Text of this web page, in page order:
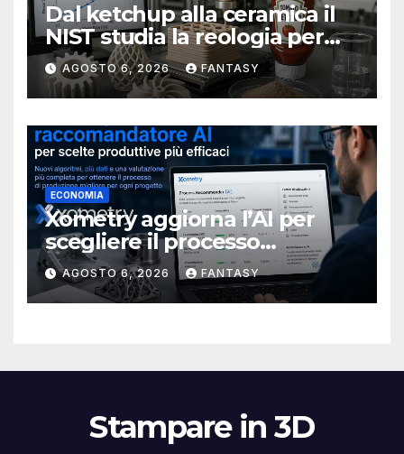
Dal ketchup alla ceramica il
NIST studia la reologia per
rendere più affidabile la
stampa 3D
AGOSTO 6, 2026 FANTASY
ECONOMIA
Xometry aggiorna l’AI per
scegliere il processo
produttivo più adatto
AGOSTO 6, 2026 FANTASY
Stampare in 3D